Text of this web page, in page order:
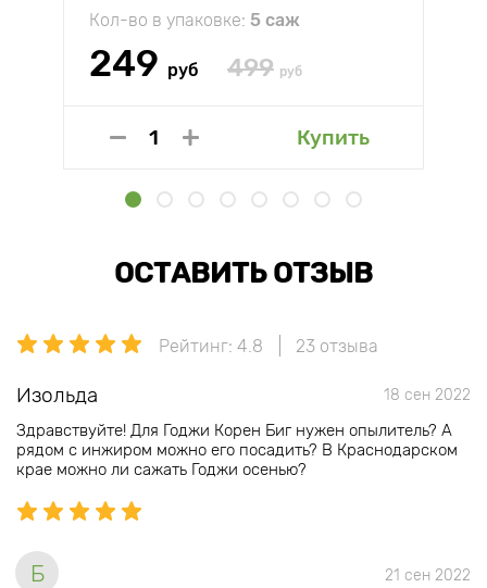
Кол-во в упаковке: 5 саж
249 руб 499 руб
Купить
ОСТАВИТЬ ОТЗЫВ
Рейтинг: 4.8 23 отзыва
Изольда 18 сен 2022
Здравствуйте! Для Годжи Корен Биг нужен опылитель? А
рядом с инжиром можно его посадить? В Краснодарском
крае можно ли сажать Годжи осенью?
Б 21 сен 2022